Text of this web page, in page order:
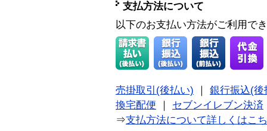
支払方法について
以下のお支払い方法がご利用で
売掛取引(後払い)
銀行振込(後
換宅配便
セブンイレブン決済
⇒支払方法について詳しくはこ